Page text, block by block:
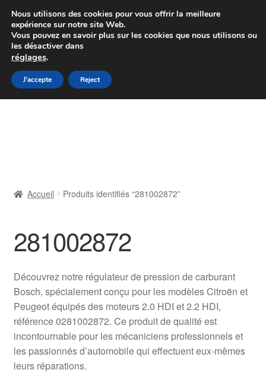
Colissimo livraison à partir de 7 EUR
Du lundi au vendredi de 9 h à 16 h
Aller
à
Aller
au
Livraison
Livraison internationale
Mon compte
Paiements
Panier
Accueil Produits identifiés “281002872”
281002872
Découvrez notre régulateur de pression de carburant
Bosch, spécialement conçu pour les modèles Citroën et
Peugeot équipés des moteurs 2.0 HDI et 2.2 HDI,
référence 0281002872. Ce produit de qualité est
incontournable pour les mécaniciens professionnels et
les passionnés d’automobile qui effectuent eux-mêmes
leurs réparations.
Nous utilisons des cookies pour vous offrir la meilleure
expérience sur notre site Web.
Vous pouvez en savoir plus sur les cookies que nous utilisons ou
les désactiver dans
réglages.
J'accepte Reject